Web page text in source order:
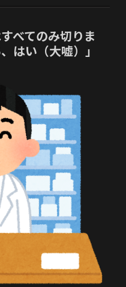
べてのみ切りま
はい（大嘘）」